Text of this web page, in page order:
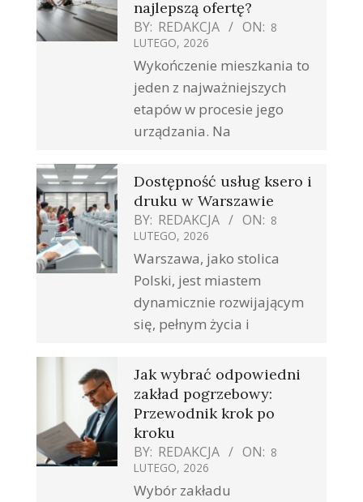
najlepszą ofertę?
BY: REDAKCJA ON: 8
LUTEGO, 2026
Wykończenie mieszkania to
jeden z najważniejszych
etapów w procesie jego
urządzania. Na
Dostępność usług ksero i
druku w Warszawie
BY: REDAKCJA ON: 8
LUTEGO, 2026
Warszawa, jako stolica
Polski, jest miastem
dynamicznie rozwijającym
się, pełnym życia i
Jak wybrać odpowiedni
zakład pogrzebowy:
Przewodnik krok po
kroku
BY: REDAKCJA ON: 8
LUTEGO, 2026
Wybór zakładu